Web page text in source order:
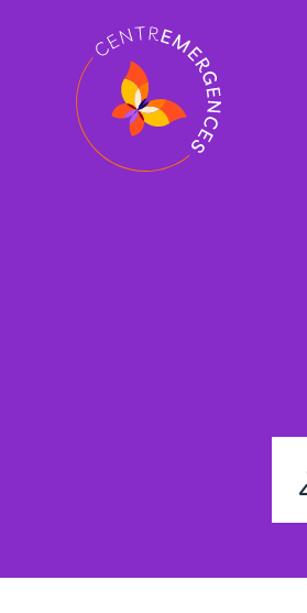
Navigation
principale